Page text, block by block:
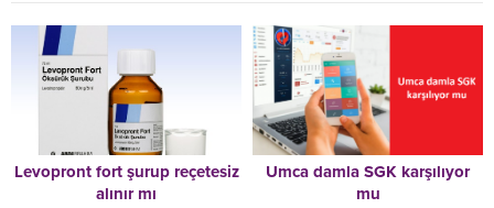
Levopront fort şurup reçetesiz
alınır mı
Umca damla SGK karşılıyor
mu